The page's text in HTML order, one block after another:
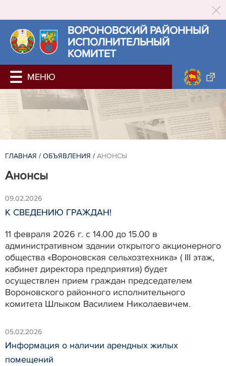
ВОРОНОВСКИЙ РАЙОННЫЙ
ИСПОЛНИТЕЛЬНЫЙ
КОМИТЕТ
ГЛАВНАЯ / ОБЪЯВЛЕНИЯ / АНОНСЫ
Анонсы
09.02.2026
К СВЕДЕНИЮ ГРАЖДАН!
11 февраля 2026 г. с 14.00 до 15.00 в
административном здании открытого акционерного
общества «Вороновская сельхозтехника» ( III этаж,
кабинет директора предприятия) будет
осуществлен прием граждан председателем
Вороновского районного исполнительного
комитета Шлыком Василием Николаевичем.
05.02.2026
Информация о наличии арендных жилых
помещений